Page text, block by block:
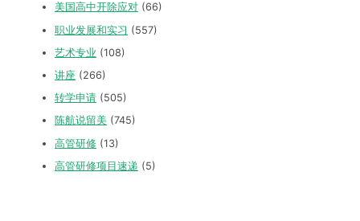
美国高中开除应对 (66)
职业发展和实习 (557)
艺术专业 (108)
讲座 (266)
转学申请 (505)
陈航说留美 (745)
高管研修 (13)
高管研修项目速递 (5)